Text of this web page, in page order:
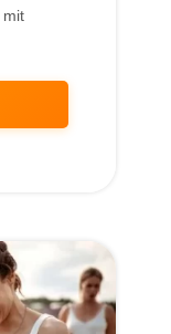
mit